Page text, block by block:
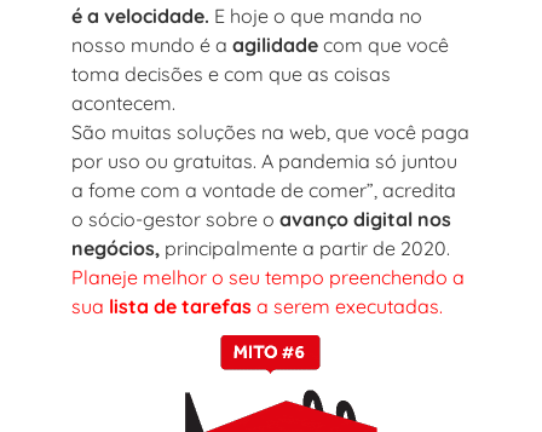
é a velocidade. E hoje o que manda no
nosso mundo é a agilidade com que você
toma decisões e com que as coisas
acontecem.
São muitas soluções na web, que você paga
por uso ou gratuitas. A pandemia só juntou
a fome com a vontade de comer”, acredita
o sócio-gestor sobre o avanço digital nos
negócios, principalmente a partir de 2020.
Planeje melhor o seu tempo preenchendo a
sua lista de tarefas a serem executadas.